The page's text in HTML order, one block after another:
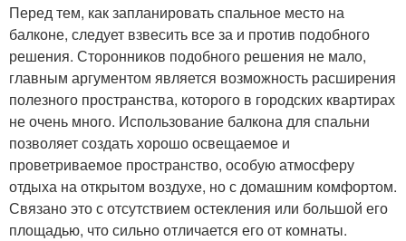
Перед тем, как запланировать спальное место на
балконе, следует взвесить все за и против подобного
решения. Сторонников подобного решения не мало,
главным аргументом является возможность расширения
полезного пространства, которого в городских квартирах
не очень много. Использование балкона для спальни
позволяет создать хорошо освещаемое и
проветриваемое пространство, особую атмосферу
отдыха на открытом воздухе, но с домашним комфортом.
Связано это с отсутствием остекления или большой его
площадью, что сильно отличается его от комнаты.